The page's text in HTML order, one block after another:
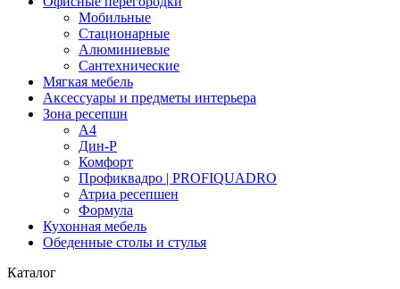
Мобильные
Стационарные
Алюминиевые
Сантехнические
Мягкая мебель
Аксессуары и предметы интерьера
Зона ресепшн
А4
Дин-Р
Комфорт
Профиквадро | PROFIQUADRO
Атриа ресепшен
Формула
Кухонная мебель
Обеденные столы и стулья
Каталог